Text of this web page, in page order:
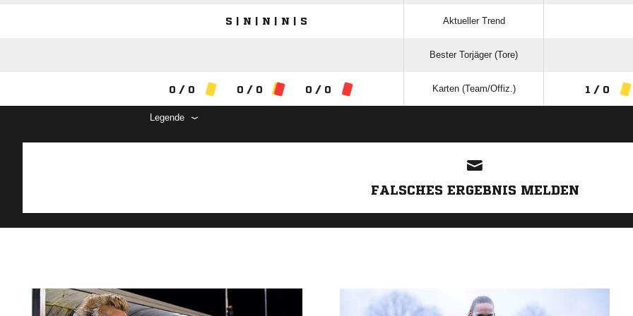
S | N | N | N | S Aktueller Trend
Bester Torjäger (Tore)
0 / 0 0 / 0 0 / 0 Karten (Team/Offiz.) 1 / 0
Legende
FALSCHES ERGEBNIS MELDEN